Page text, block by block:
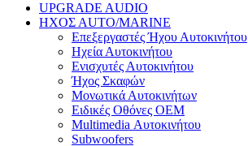
UPGRADE AUDIO
ΗΧΟΣ ΑUTO/MARINE
Επεξεργαστές Ήχου Αυτοκινήτου
Ηχεία Αυτοκινήτου
Ενισχυτές Αυτοκινήτου
Ήχος Σκαφών
Μονωτικά Αυτοκινήτων
Ειδικές Οθόνες OEM
Multimedia Αυτοκινήτου
Subwoofers